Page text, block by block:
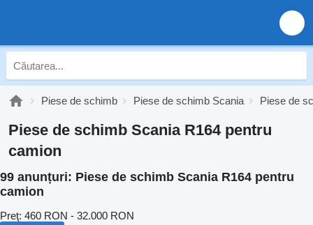
Piese de schimb Piese de schimb Scania Piese de
Piese de schimb Scania R164 pentru
camion
99 anunțuri: Piese de schimb Scania R164 pentru
camion
Preţ: 460 RON - 32.000 RON